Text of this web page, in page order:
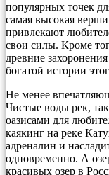
популярных точек
самая высокая
привлекают
свои силы. Кроме
древние
богатой истории
Не менее
Чистые воды рек,
оазисами для
каякинг на реке
адреналин и
одновременно. А
красивых озер в